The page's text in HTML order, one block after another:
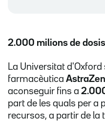
2.000 milions de dosis
La Universitat
farmacèutica
aconseguir fins a
part de les quals per a
recursos, a partir de la